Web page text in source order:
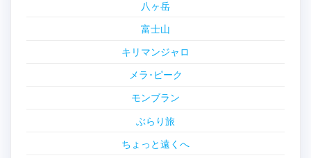
八ヶ岳
富士山
キリマンジャロ
メラ･ピーク
モンブラン
ぶらり旅
ちょっと遠くへ